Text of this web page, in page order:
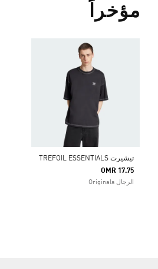
مؤخراً
تيشيرت TREFOIL ESSENTIALS
OMR 17.75
الرجال Originals